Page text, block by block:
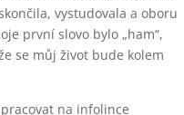
vystudovala a oboru
první slovo bylo „ham“,
se můj život bude kolem
na infolince